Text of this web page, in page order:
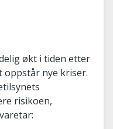
økt i tiden etter
nye kriser.
risikoen,